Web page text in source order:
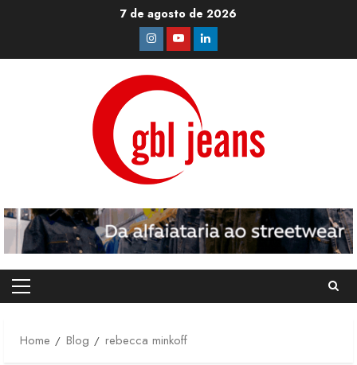
7 de agosto de 2026
Instagram
YoutubeLinkedin
Primary
Home
Blog rebecca minkoff